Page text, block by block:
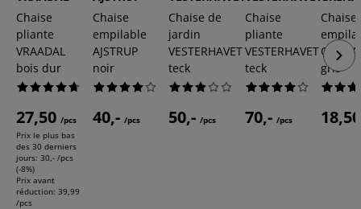
Chaise
pliante
VRAADAL
bois dur
27,50 /pcs
Prix le plus bas
des 30 derniers
jours: 30,- /pcs
(-8%)
Prix avant
réduction: 39,99
/pcs
Chaise
empilable
AJSTRUP
noir
40,- /pcs
Chaise de
jardin
VESTERHAVET
teck
50,- /pcs
Chaise
pliante
VESTERHAVET
teck
70,- /pcs
Chaise
gris
18,50